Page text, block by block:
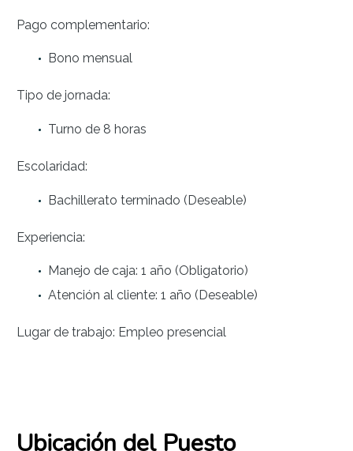
Pago complementario:
Bono mensual
Tipo de jornada:
Turno de 8 horas
Escolaridad:
Bachillerato terminado (Deseable)
Experiencia:
Manejo de caja: 1 año (Obligatorio)
Atención al cliente: 1 año (Deseable)
Lugar de trabajo: Empleo presencial
Ubicación del Puesto